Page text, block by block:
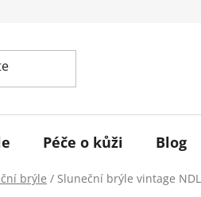
Péče o kůži Blog
brýle / Sluneční brýle vintage